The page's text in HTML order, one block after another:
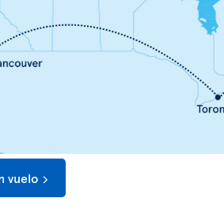
vuelo